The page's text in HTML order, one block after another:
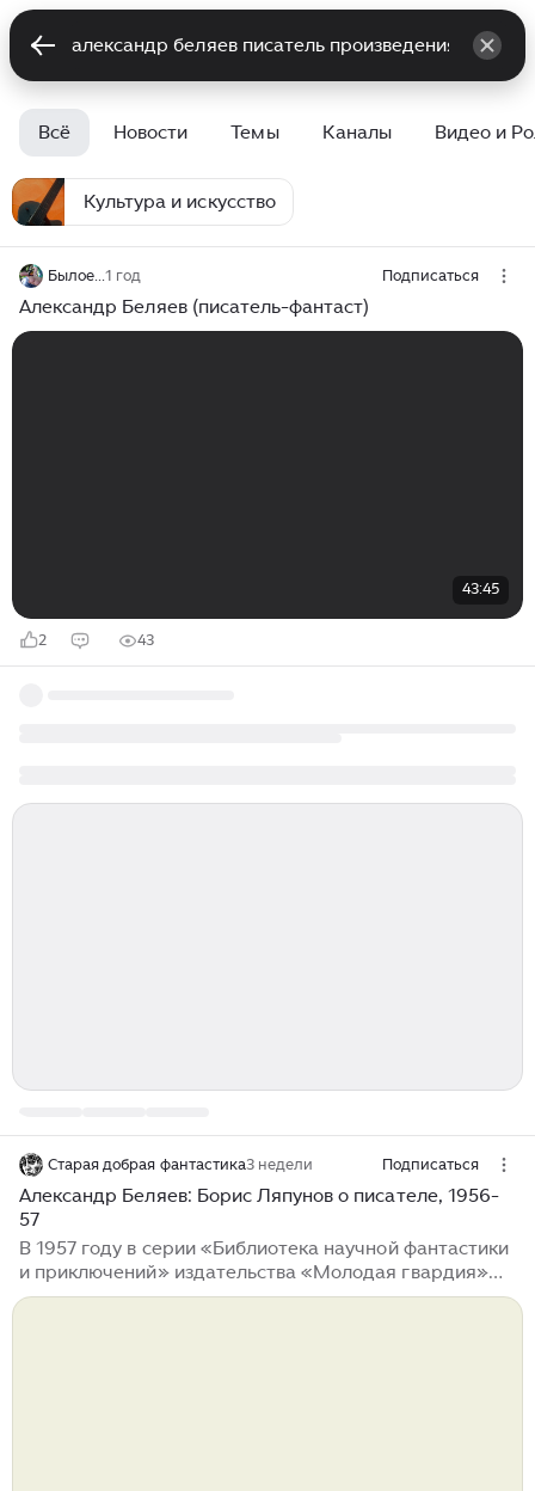
Всё Новости Темы Каналы Видео и
Культура и искусство
Былое...1 год Подписаться
Александр Беляев (писатель-фантаст)
43:45
2 43
Старая добрая фантастика3 недели Подписаться
Александр Беляев: Борис Ляпунов о писателе, 1956-
57
В 1957 году в серии «Библиотека научной фантастики
и приключений» издательства «Молодая гвардия»
вышел трёхтомник Александра Беляева, к тому